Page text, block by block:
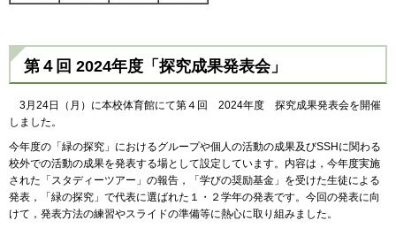
第４回 2024年度「探究成果発表会」
3月24日（月）に本校体育館にて第４回 2024年度 探究成果発表会を開催
しました。
今年度の「緑の探究」におけるグループや個人の活動の成果及びSSHに関わる
校外での活動の成果を発表する場として設定しています。内容は，今年度実施
された「スタディーツアー」の報告，「学びの奨励基金」を受けた生徒による
発表，「緑の探究」で代表に選ばれた１・２学年の発表です。今回の発表に向
けて，発表方法の練習やスライドの準備等に熱心に取り組みました。